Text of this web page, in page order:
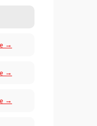
→
→
→